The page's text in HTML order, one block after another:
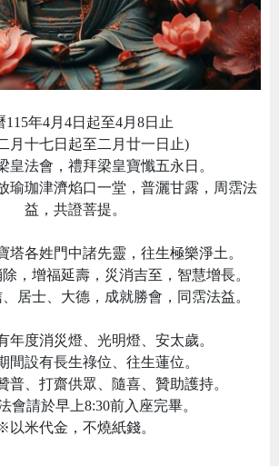
115年4月4日起至4月8日止
月十七日起至二月廿一日止)
皇法會，禮拜梁皇寶懺五永日。
瑜珈津濟焰口一堂，普灑甘露，周霑法
益，共證菩提。
塔各姓門中諸先靈，往生極樂淨土。
，增福延壽，災消吉至，智慧增長。
居士、大德，成就勝會，同霑法益。
年度消災燈、光明燈、安太歲。
間設有長生祿位、往生蓮位。
普、打齋供眾、隨喜、贊助護持。
會請於早上8:30前入座完畢。
以米代金，不燒紙錢。